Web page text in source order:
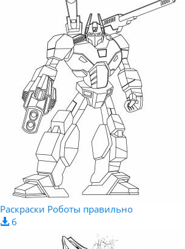
Раскраски Роботы правильно
6